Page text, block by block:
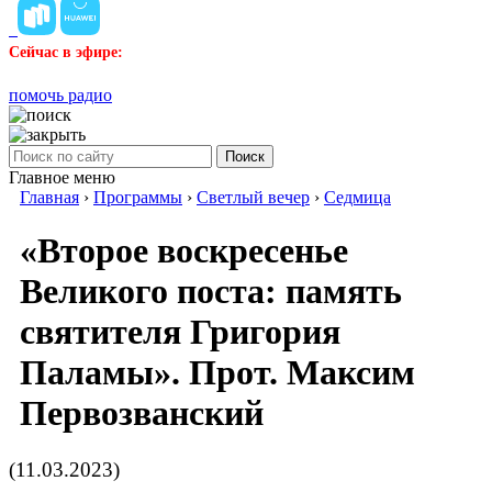
Сейчас в эфире:
помочь радио
Поиск
Главное меню
Главная › Программы › Светлый вечер › Седмица
«Второе воскресенье
Великого поста: память
святителя Григория
Паламы». Прот. Максим
Первозванский
(11.03.2023)